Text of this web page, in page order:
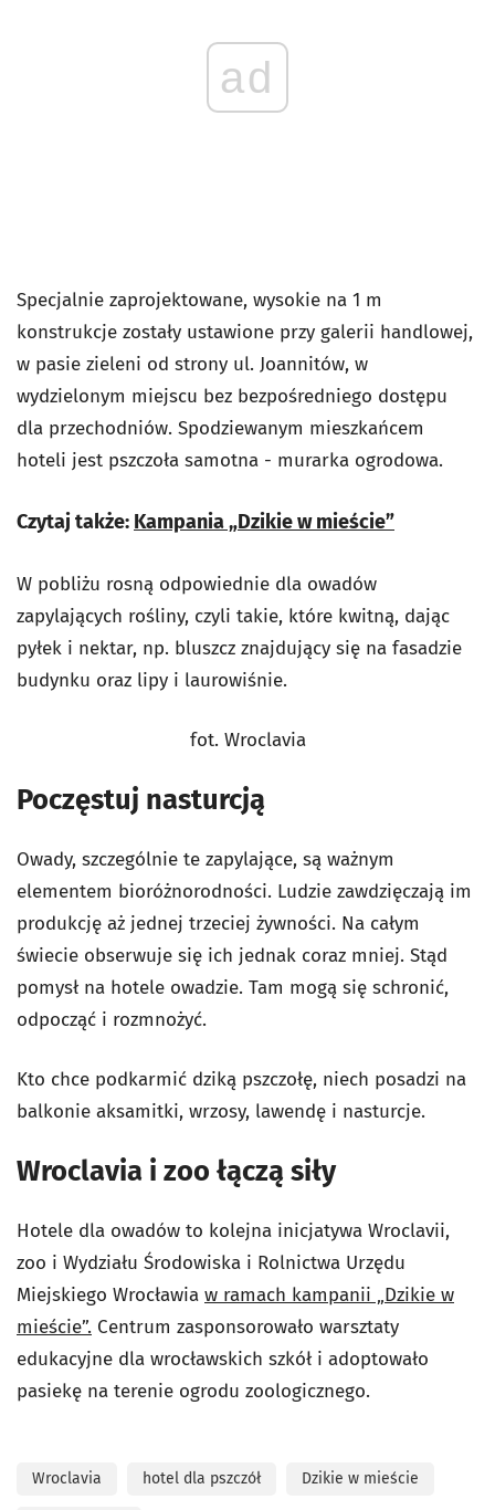
ad
Specjalnie zaprojektowane, wysokie na 1 m
konstrukcje zostały ustawione przy galerii handlowej,
w pasie zieleni od strony ul. Joannitów, w
wydzielonym miejscu bez bezpośredniego dostępu
dla przechodniów. Spodziewanym mieszkańcem
hoteli jest pszczoła samotna - murarka ogrodowa.
Czytaj także: Kampania „Dzikie w mieście”
W pobliżu rosną odpowiednie dla owadów
zapylających rośliny, czyli takie, które kwitną, dając
pyłek i nektar, np. bluszcz znajdujący się na fasadzie
budynku oraz lipy i laurowiśnie.
fot. Wroclavia
Poczęstuj nasturcją
Owady, szczególnie te zapylające, są ważnym
elementem bioróżnorodności. Ludzie zawdzięczają im
produkcję aż jednej trzeciej żywności. Na całym
świecie obserwuje się ich jednak coraz mniej. Stąd
pomysł na hotele owadzie. Tam mogą się schronić,
odpocząć i rozmnożyć.
Kto chce podkarmić dziką pszczołę, niech posadzi na
balkonie aksamitki, wrzosy, lawendę i nasturcje.
Wroclavia i zoo łączą siły
Hotele dla owadów to kolejna inicjatywa Wroclavii,
zoo i Wydziału Środowiska i Rolnictwa Urzędu
Miejskiego Wrocławia w ramach kampanii „Dzikie w
mieście”. Centrum zasponsorowało warsztaty
edukacyjne dla wrocławskich szkół i adoptowało
pasiekę na terenie ogrodu zoologicznego.
Wroclavia hotel dla pszczół Dzikie w mieście